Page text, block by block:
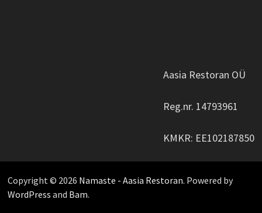
Aasia Restoran OÜ
Reg.nr. 14793961
KMKR: EE102187850
Copyright © 2026 Namaste - Aasia Restoran. Powered by
WordPress and Bam.